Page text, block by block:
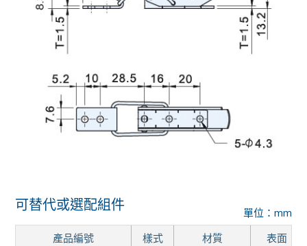
單位：mm
可替代或選配組件
產品編號 樣式 材質
表面